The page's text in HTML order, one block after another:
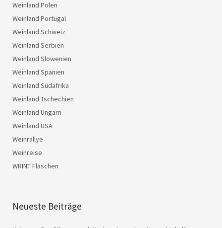
Weinland Polen
Weinland Portugal
Weinland Schweiz
Weinland Serbien
Weinland Slowenien
Weinland Spanien
Weinland Südafrika
Weinland Tschechien
Weinland Ungarn
Weinland USA
Weinrallye
Weinreise
WRINT Flaschen
Neueste Beiträge